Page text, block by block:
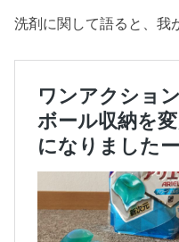
洗剤に関して語ると、我